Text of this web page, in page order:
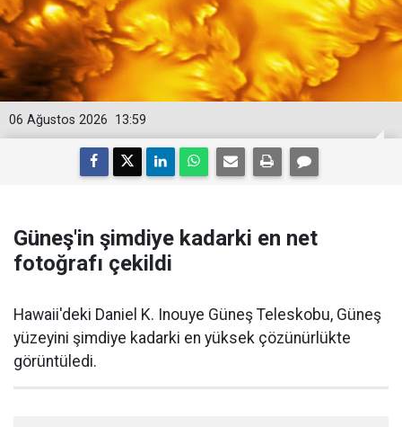
13:59
06 Ağustos 2026
Güneş'in şimdiye kadarki en net
fotoğrafı çekildi
Hawaii'deki Daniel K. Inouye Güneş Teleskobu, Güneş
yüzeyini şimdiye kadarki en yüksek çözünürlükte
görüntüledi.